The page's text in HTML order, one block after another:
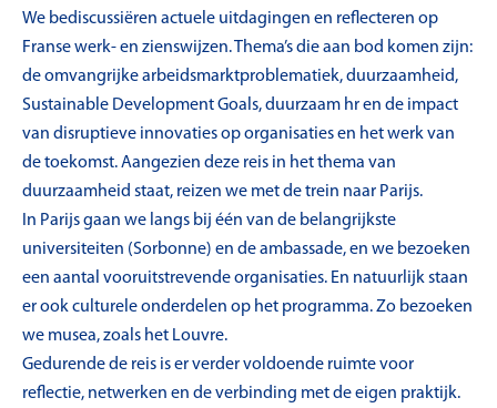
We bediscussiëren actuele uitdagingen en reflecteren op
Franse werk- en zienswijzen. Thema’s die aan bod komen zijn:
de omvangrijke arbeidsmarktproblematiek, duurzaamheid,
Sustainable Development Goals, duurzaam hr en de impact
van disruptieve innovaties op organisaties en het werk van
de toekomst. Aangezien deze reis in het thema van
duurzaamheid staat, reizen we met de trein naar Parijs.
In Parijs gaan we langs bij één van de belangrijkste
universiteiten (Sorbonne) en de ambassade, en we bezoeken
een aantal vooruitstrevende organisaties. En natuurlijk staan
er ook culturele onderdelen op het programma. Zo bezoeken
we musea, zoals het Louvre.
Gedurende de reis is er verder voldoende ruimte voor
reflectie, netwerken en de verbinding met de eigen praktijk.